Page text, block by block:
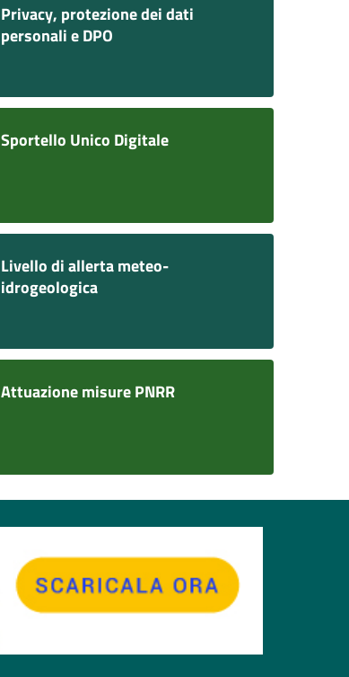
Privacy, protezione dei dati
personali e DPO
Sportello Unico Digitale
Livello di allerta meteo-
idrogeologica
Attuazione misure PNRR